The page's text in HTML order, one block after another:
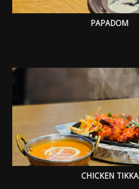
PAPADOM
CHICKEN TIKKA